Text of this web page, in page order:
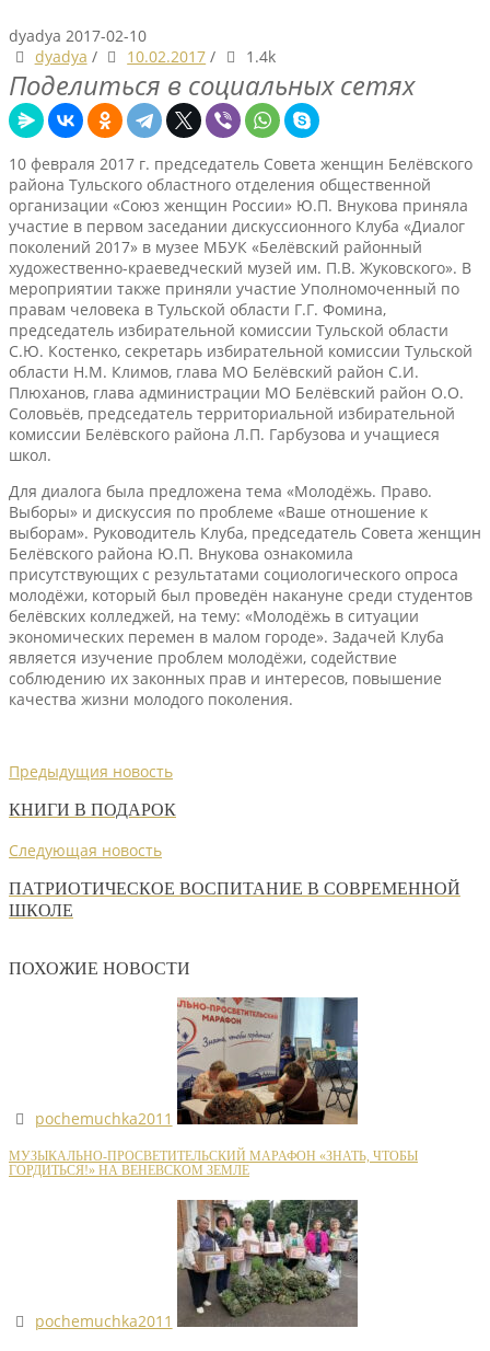
dyadya 2017-02-10
dyadya / 10.02.2017 / 1.4k
Поделиться в социальных сетях
10 февраля 2017 г. председатель Совета женщин Белёвского
района Тульского областного отделения общественной
организации «Союз женщин России» Ю.П. Внукова приняла
участие в первом заседании дискуссионного Клуба «Диалог
поколений 2017» в музее МБУК «Белёвский районный
художественно-краеведческий музей им. П.В. Жуковского». В
мероприятии также приняли участие Уполномоченный по
правам человека в Тульской области Г.Г. Фомина,
председатель избирательной комиссии Тульской области
С.Ю. Костенко, секретарь избирательной комиссии Тульской
области Н.М. Климов, глава МО Белёвский район С.И.
Плюханов, глава администрации МО Белёвский район О.О.
Соловьёв, председатель территориальной избирательной
комиссии Белёвского района Л.П. Гарбузова и учащиеся
школ.
Для диалога была предложена тема «Молодёжь. Право.
Выборы» и дискуссия по проблеме «Ваше отношение к
выборам». Руководитель Клуба, председатель Совета женщин
Белёвского района Ю.П. Внукова ознакомила
присутствующих с результатами социологического опроса
молодёжи, который был проведён накануне среди студентов
белёвских колледжей, на тему: «Молодёжь в ситуации
экономических перемен в малом городе». Задачей Клуба
является изучение проблем молодёжи, содействие
соблюдению их законных прав и интересов, повышение
качества жизни молодого поколения.
Предыдущия новость
КНИГИ В ПОДАРОК
Следующая новость
ПАТРИОТИЧЕСКОЕ ВОСПИТАНИЕ В СОВРЕМЕННОЙ
ШКОЛЕ
ПОХОЖИЕ НОВОСТИ
pochemuchka2011
МУЗЫКАЛЬНО-ПРОСВЕТИТЕЛЬСКИЙ МАРАФОН «ЗНАТЬ, ЧТОБЫ
ГОРДИТЬСЯ!» НА ВЕНЕВСКОМ ЗЕМЛЕ
pochemuchka2011